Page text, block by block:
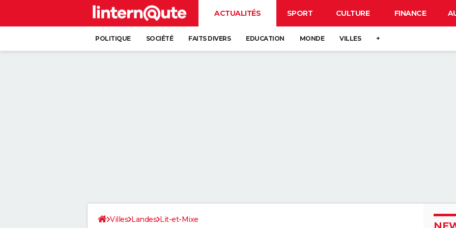
ACTUALITÉS SPORT CULTURE FINANCE
POLITIQUE SOCIÉTÉ FAITS DIVERS EDUCATION MONDE VILLES +
Villes Landes Lit-et-Mixe